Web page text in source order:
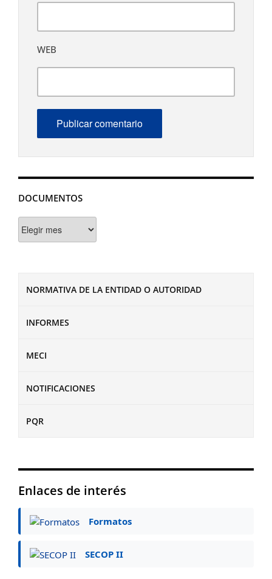
DOCUMENTOS
NORMATIVA DE LA ENTIDAD O AUTORIDAD
INFORMES
MECI
NOTIFICACIONES
PQR
Enlaces de interés
Formatos
SECOP II
WEB